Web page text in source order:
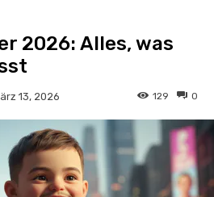
2026: Alles, was
13, 2026 0
129